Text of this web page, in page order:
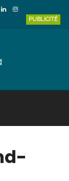
PUBLICITÉ